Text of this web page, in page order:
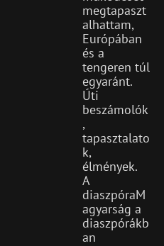
megtapaszt
alhattam,
Európában
és a
tengeren túl
egyaránt.
Úti
beszámolók
,
tapasztalato
k,
élmények.
A
diaszpóraM
agyarság a
diaszpórákb
an